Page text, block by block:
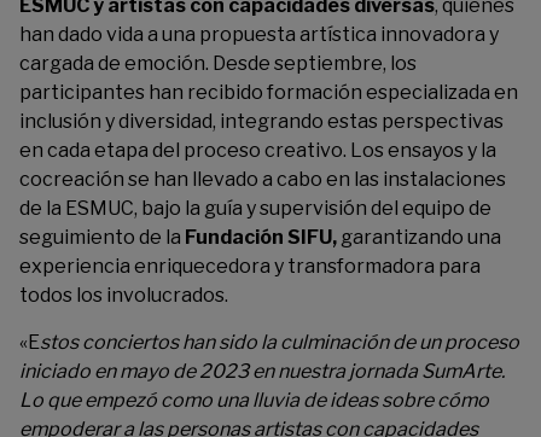
ESMUCy artistas con capacidades diversas, quienes
han dado vida a una propuesta artística innovadora y
cargada de emoción. Desde septiembre, los
participantes han recibido formación especializada en
inclusión y diversidad, integrando estas perspectivas
en cada etapa del proceso creativo. Los ensayos y la
cocreación se han llevado a cabo en las instalaciones
de la ESMUC, bajo la guía y supervisión del equipo de
seguimiento de la Fundación SIFU, garantizando una
experiencia enriquecedora y transformadora para
todos los involucrados.
«Estos conciertos han sido la culminación de un proceso
iniciado en mayo de 2023 en nuestra jornada SumArte.
Lo que empezó como una lluvia de ideas sobre cómo
empoderar a las personas artistas con capacidades